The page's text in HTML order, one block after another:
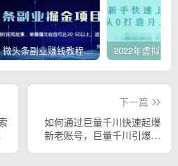
微头条副业赚钱教程，项目单号单天做到50-100+收益
下一篇
如何通过巨量千川快速起爆
新老账号，巨量千川引爆直